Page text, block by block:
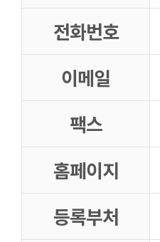
전화번호
이메일
팩스
홈페이지
등록부처